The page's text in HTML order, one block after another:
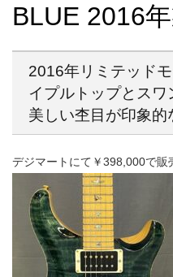
BLUE 2016
2016年リミテッド
イプルトップとス
美しい杢目が印象的
デジマートにて￥398,000で販